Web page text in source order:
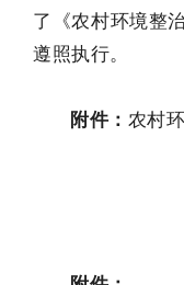
了《农村环境整
遵照执行。
附件： 农村